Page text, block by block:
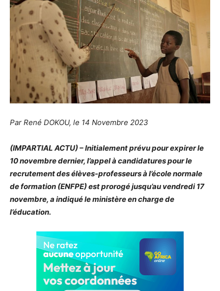
Par René DOKOU, le 14 Novembre 2023
(IMPARTIAL ACTU) – Initialement prévu pour expirer le
10 novembre dernier, l’appel à candidatures pour le
recrutement des élèves-professeurs à l’école normale
de formation (ENFPE) est prorogé jusqu’au vendredi 17
novembre, a indiqué le ministère en charge de
l’éducation.